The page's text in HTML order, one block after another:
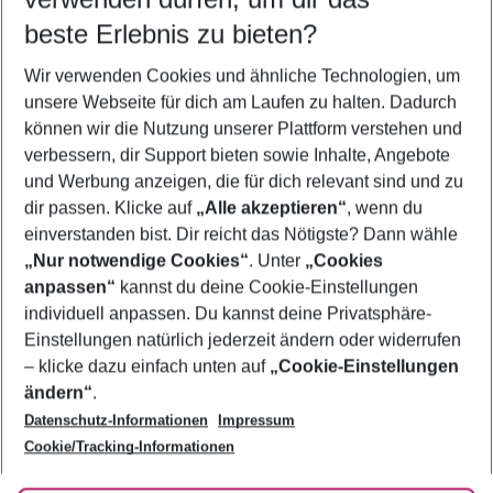
5-8 Nächte
2 Erwachsene Keine Kinder
Mehr Filter anzeigen
Footer
Footer navigation
Über uns
AGB
Bestpreisgarantie
Cookie-Einstellungen ändern
Cookie-Richtlinie
Agenturbetreuung
Barrierefreies Reisen
Folge uns
beste Erlebnis zu bieten?
Wir verwenden Cookies und ähnliche Technologien, um
unsere Webseite für dich am Laufen zu halten. Dadurch
können wir die Nutzung unserer Plattform verstehen und
verbessern, dir Support bieten sowie Inhalte, Angebote
und Werbung anzeigen, die für dich relevant sind und zu
dir passen. Klicke auf „Alle akzeptieren“, wenn du
einverstanden bist. Dir reicht das Nötigste? Dann wähle
„Nur notwendige Cookies“. Unter „Cookies
anpassen“ kannst du deine Cookie-Einstellungen
individuell anpassen. Du kannst deine Privatsphäre-
Einstellungen natürlich jederzeit ändern oder widerrufen
– klicke dazu einfach unten auf „Cookie-Einstellungen
ändern“.
Datenschutz-Informationen
Impressum
Cookie/Tracking-Informationen